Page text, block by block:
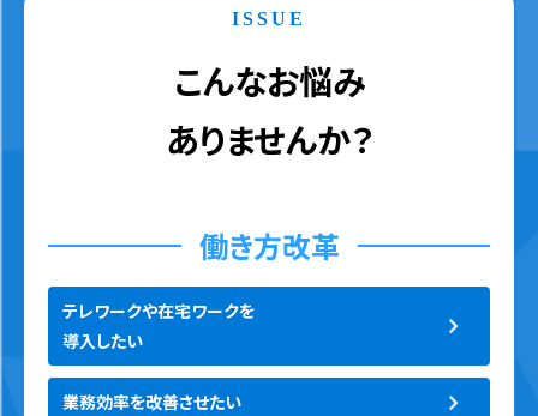
ISSUE
こんなお悩み
ありませんか？
働き方改革
テレワークや在宅ワークを
導入したい
業務効率を改善させたい